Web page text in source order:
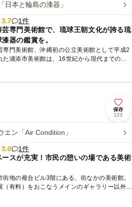
日本と輪島の漆器」
3.7
1件
芸専門美術館で、琉球王朝文化が誇る琉
器の鑑賞を。
専門美術館、沖縄初の公立美術館として平成2
た浦添市美術館は、16世紀から現代までの優
をメインに、日本のみならず周辺諸国の漆芸品
保存
123
ン「Air Condition」
3.0
1件
ースが充実！市民の憩いの場である美術
街地の複合ビル3階にある、街なかの美術館。
（有料）をおこなうメインのギャラリー以外は